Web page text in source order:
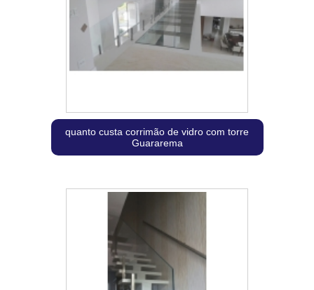
quanto custa corrimão de vidro com torre
Guararema